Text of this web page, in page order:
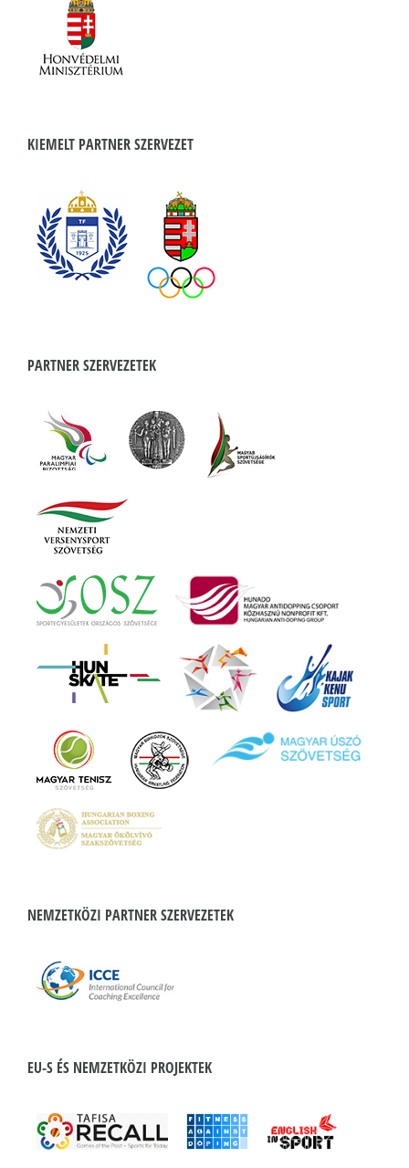
KIEMELT PARTNER SZERVEZET
PARTNER SZERVEZETEK
NEMZETKÖZI PARTNER SZERVEZETEK
EU-S ÉS NEMZETKÖZI PROJEKTEK